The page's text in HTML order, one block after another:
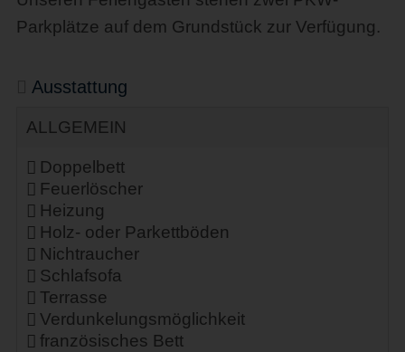
Parkplätze auf dem Grundstück zur Verfügung.
Ausstattung
ALLGEMEIN
Doppelbett
Feuerlöscher
Heizung
Holz- oder Parkettböden
Nichtraucher
Schlafsofa
Terrasse
Verdunkelungsmöglichkeit
französisches Bett